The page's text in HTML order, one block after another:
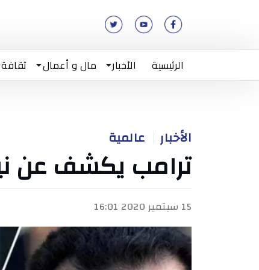
الرئيسية الأخبار مال و أعمال ثقافة
الأخبار عالمية
ترامب يكشف عن
15 سبتمبر 2020 16:01